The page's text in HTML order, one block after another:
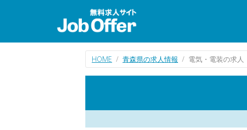
HOME 青森県の求人情報 電気・電装の求人